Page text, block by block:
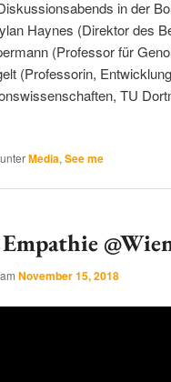
in der
Haynes (Direktor des
(Professor für
(Professorin,
TU
Media, See me
November 15, 2018